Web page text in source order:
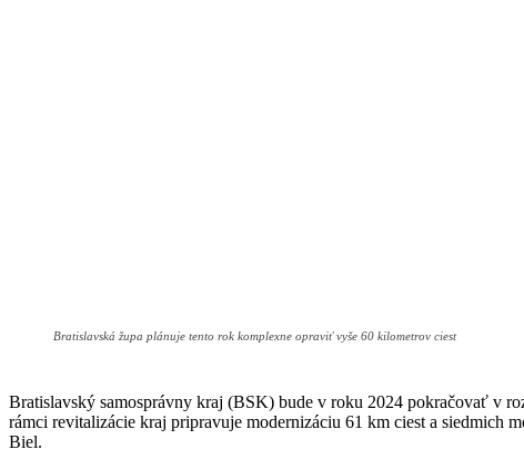
Bratislavská župa plánuje tento rok komplexne opraviť vyše 60 kilometrov ciest
Bratislavský samosprávny kraj (BSK) bude v roku 2024 pokračovať v
rámci revitalizácie kraj pripravuje modernizáciu 61 km ciest a
Biel.